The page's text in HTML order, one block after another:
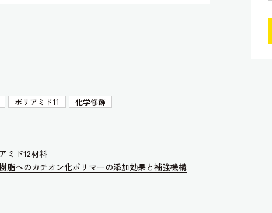
ポリアミド11 化学修飾
ミド12材料
脂へのカチオン化ポリマーの添加効果と補強機構